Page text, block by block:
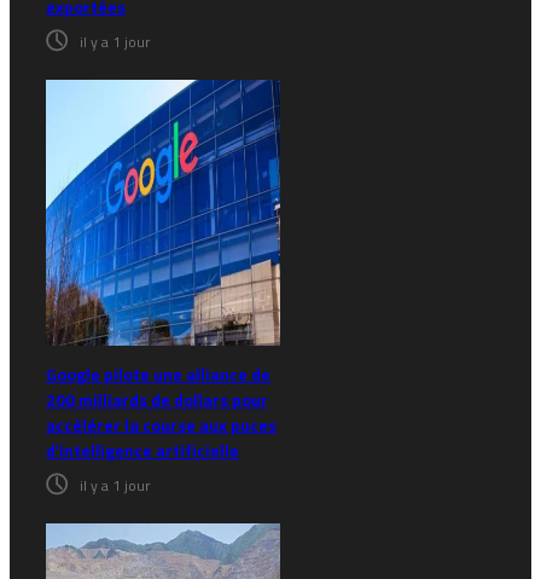
exportées
il y a 1 jour
Google pilote une alliance de
200 milliards de dollars pour
accélérer la course aux puces
d’intelligence artificielle
il y a 1 jour